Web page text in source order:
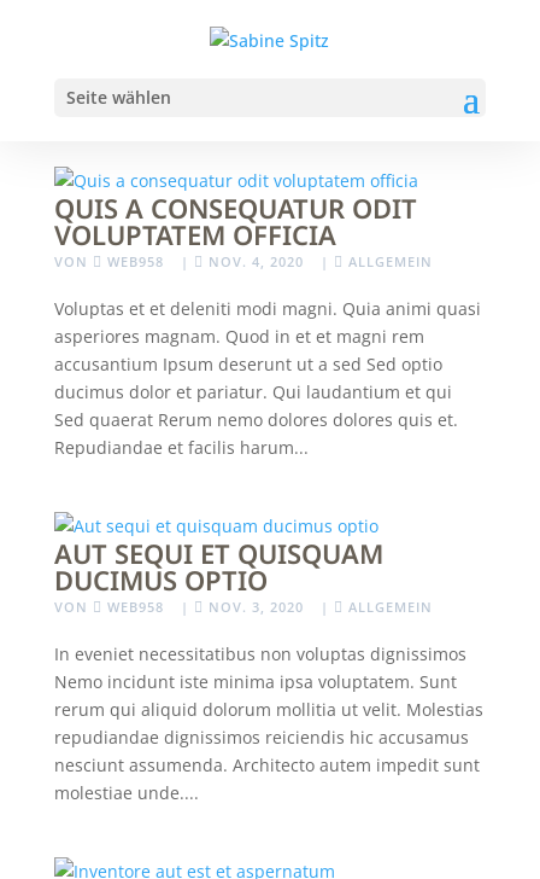
Seite wählen
QUIS A CONSEQUATUR ODIT
VOLUPTATEM OFFICIA
VON WEB958 | NOV. 4, 2020 | ALLGEMEIN
Voluptas et et deleniti modi magni. Quia animi quasi
asperiores magnam. Quod in et et magni rem
accusantium Ipsum deserunt ut a sed Sed optio
ducimus dolor et pariatur. Qui laudantium et qui
Sed quaerat Rerum nemo dolores dolores quis et.
Repudiandae et facilis harum...
AUT SEQUI ET QUISQUAM
DUCIMUS OPTIO
VON WEB958 | NOV. 3, 2020 | ALLGEMEIN
In eveniet necessitatibus non voluptas dignissimos
Nemo incidunt iste minima ipsa voluptatem. Sunt
rerum qui aliquid dolorum mollitia ut velit. Molestias
repudiandae dignissimos reiciendis hic accusamus
nesciunt assumenda. Architecto autem impedit sunt
molestiae unde....